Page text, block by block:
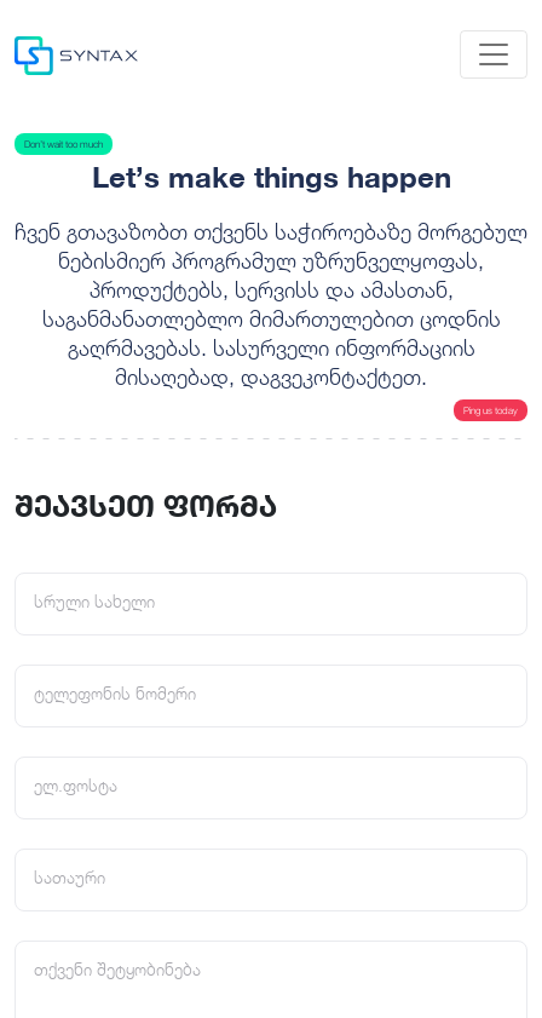
Don’t wait too much
Let’s make things happen
ჩვენ გთავაზობთ თქვენს საჭიროებაზე მორგებულ
ნებისმიერ პროგრამულ უზრუნველყოფას,
პროდუქტებს, სერვისს და ამასთან,
საგანმანათლებლო მიმართულებით ცოდნის
გაღრმავებას. სასურველი ინფორმაციის
მისაღებად, დაგვეკონტაქტეთ.
Ping us today
შეავსეთ ფორმა
სრული სახელი
ტელეფონის ნომერი
ელ.ფოსტა
სათაური
თქვენი შეტყობინება